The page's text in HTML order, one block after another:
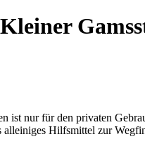
ist nur für den privaten
Hilfsmittel zur